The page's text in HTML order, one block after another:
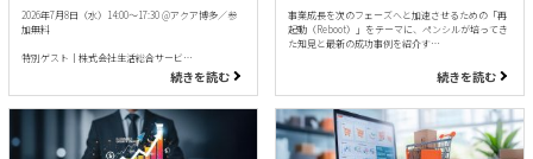
2026年7月8日（水）14:00～17:30 @アクア博多／参
加無料
特別ゲスト｜株式会社生活総合サービ…
続きを読む
事業成長を次のフェーズへと加速させるための「再
起動（Reboot）」をテーマに、ペンシルが培ってき
た知見と最新の成功事例を紹介す…
続きを読む